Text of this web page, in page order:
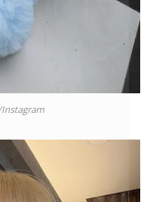
Instagram